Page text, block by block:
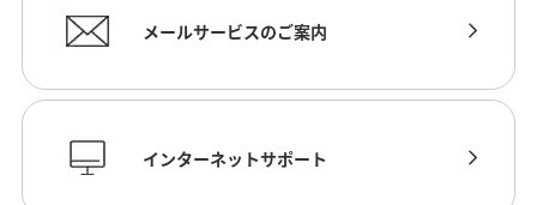
メールサービスのご案内
インターネットサポート